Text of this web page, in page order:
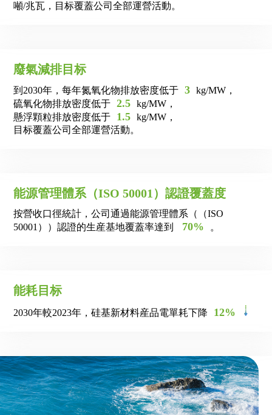
噸/兆瓦，目标覆蓋公司全部運營活動。
廢氣減排目标
到2030年，每年氮氧化物排放密度低于 3
kg/MW，
硫氧化物排放密度低于
2.5
kg/MW，
懸浮顆粒排放密度低于
1.5
kg/MW，
目标覆蓋公司全部運營活動。
能源管理體系（ISO 50001）認證覆蓋度
按營收口徑統計，公司通過能源管理體系（（ISO
50001））認證的生産基地覆蓋率達到
70% 。
能耗目标
2030年較2023年，硅基新材料産品電單耗下降 12%